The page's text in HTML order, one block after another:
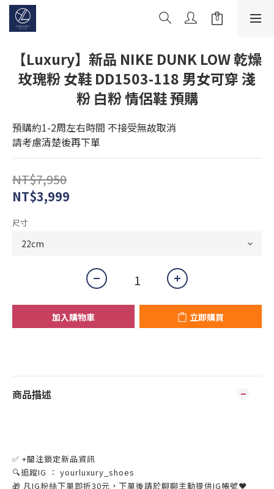
【Luxury】新品 NIKE DUNK LOW 乾燥
玫瑰粉 女鞋 DD1503-118 男女可穿 淺
粉 白粉 情侶鞋 預購
預購約1-2周左右時間 不接受無故取消
請考慮清楚後再下單
NT$7,950
NT$3,999
尺寸
加入購物車 立即購買
商品描述
✅ +關注鎖定新品資訊
🔍追蹤IG ： yourluxury_shoes
🎁 凡IG粉絲下單即折30元，下單後請於聊聊主動提供IG帳號❤